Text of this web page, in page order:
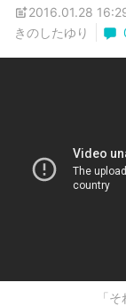
2016.01.28
きのしたゆり
「